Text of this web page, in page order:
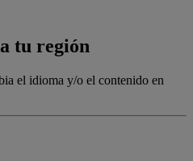
tu región
el idioma y/o el contenido en